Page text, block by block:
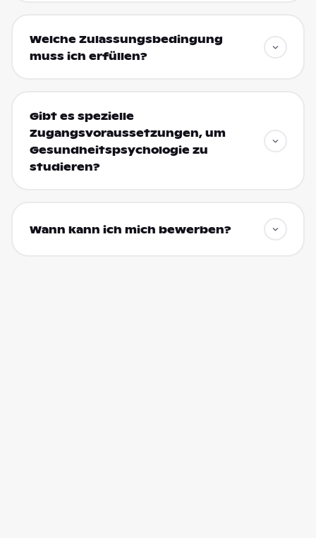
Welche Zulassungsbedingung
muss ich erfüllen?
Gibt es spezielle
Zugangsvoraussetzungen, um
Gesundheitspsychologie zu
studieren?
Wann kann ich mich bewerben?